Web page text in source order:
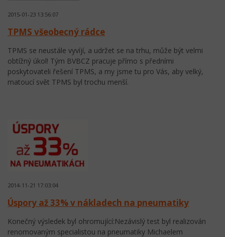
2015-01-23 13:56:07
TPMS všeobecný rádce
TPMS se neustále vyvíjí, a udržet se na trhu, může být velmi
obtížný úkol! Tým BVBCZ pracuje přímo s předními
poskytovateli řešení TPMS, a my jsme tu pro Vás, aby velký,
matoucí svět TPMS byl trochu menší.
2014-11-21 17:03:04
Úspory až 33% v nákladech na pneumatiky
Konečný výsledek byl ohromující:Nezávislý test byl realizován
renomovaným specialistou na pneumatiky Michaelem